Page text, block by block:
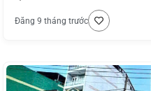
Đăng 9 tháng trước